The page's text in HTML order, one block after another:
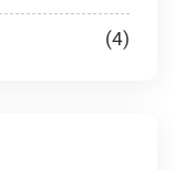
(4)